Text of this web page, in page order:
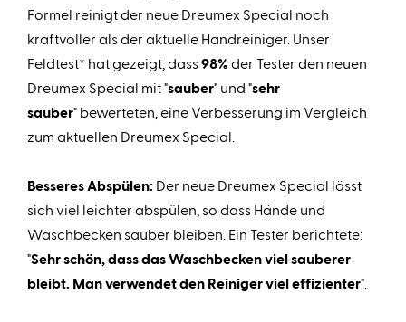
Formel reinigt der neue Dreumex Special noch
kraftvoller als der aktuelle Handreiniger. Unser
Feldtest* hat gezeigt, dass98% der Tester den neuen
Dreumex Special mit "sauber" und "sehr
sauber" bewerteten, eine Verbesserung im Vergleich
zum aktuellen Dreumex Special.
Besseres Abspülen: Der neue Dreumex Special lässt
sich viel leichter abspülen, so dass Hände und
Waschbecken sauber bleiben. Ein Tester berichtete:
"Sehr schön, dass das Waschbecken viel sauberer
bleibt. Man verwendet den Reiniger viel effizienter".